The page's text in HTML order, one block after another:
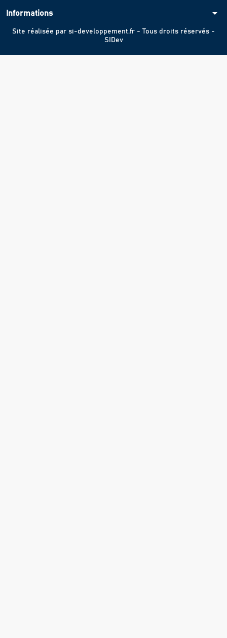
Informations arrow_drop_down
Site réalisée par si-developpement.fr - Tous droits réservés -
SIDev